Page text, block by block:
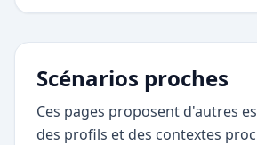
Scénarios proches
Ces pages proposent d'autres
des profils et des contextes